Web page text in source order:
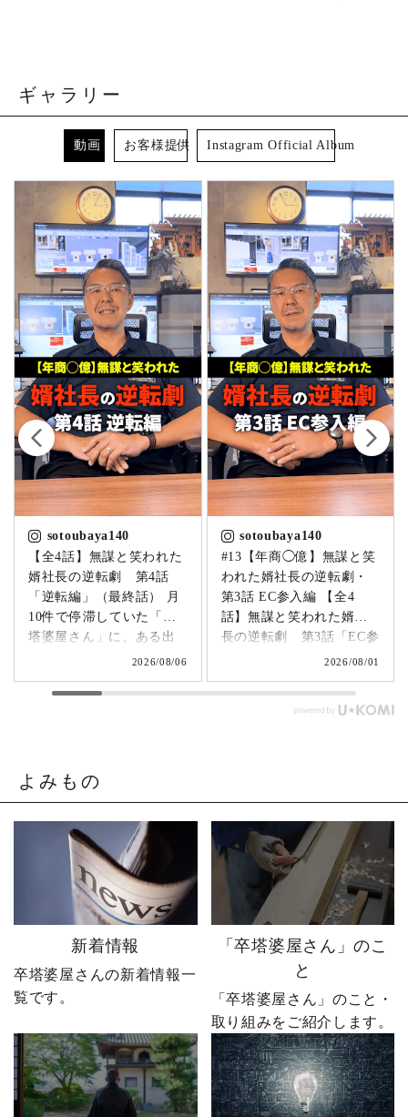
ギャラリー
動画 お客様提供 Instagram Official Album
sotoubaya140
【全4話】無謀と笑われた
婿社長の逆転劇 第4話
「逆転編」（最終話） 月
10件で停滞していた「卒
塔婆屋さん」に、ある出
来事が起こります。▶
まじゃまずい。」 そう痛
発動します。 来る日も来
も予想しなかった結果で
した。 無謀だと笑われた
婿社長の逆転劇、ついに
完結です。 あなたなら、
人生で一番大きな挑戦は
何ですか？ぜひコメント
で教えてください！ 「い
いね」「保存」「フォロ
ー」も励みになります。
ーーーーーー 創業明治15
年｜卒塔婆専門メーカー
東京・日の出町を拠点
に、全国6,000以上のお寺
2026/08/06
sotoubaya140
#13【年商◯億】無謀と笑
われた婿社長の逆転劇・
第3話 EC参入編 【全4
話】無謀と笑われた婿社
長の逆転劇 第3話「EC参
たやじ社長が下した決断
とは。▶ @sotoubaya140
いたそうです。 それで
も、ダメ元で始めた初め
てのネットショップ運
たサイトに待っていたの
は、想像以上の結果でし
た。 そして、その後やじ
社長の運命を大きく変え
る出来事が起こります。
続きは第4話「逆転編」。
ぜひ最後までご覧いただ
き、感想をコメントで教
えてください！ 「いい
ね」「保存」「フォロ
2026/08/01
よみもの
新着情報
卒塔婆屋さんの新着情報一
覧です。
「卒塔婆屋さん」のこ
と
「卒塔婆屋さん」のこと・
取り組みをご紹介します。